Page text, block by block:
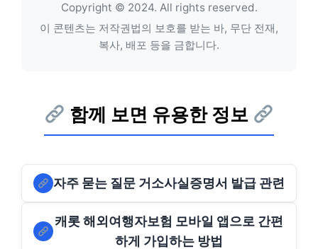
Copyright © 2024. All rights reserved.
이 콘텐츠는 저작권법의 보호를 받는 바, 무단 전재,
복사, 배포 등을 금합니다.
함께 보면 유용한 정보
자주 묻는 질문 거소사실증명서 발급 관련
캐롯 해외여행자보험 모바일 앱으로 간편
하게 가입하는 방법